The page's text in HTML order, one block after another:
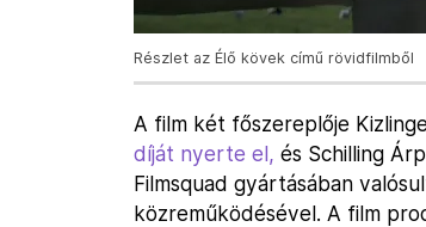
Részlet az Élő kövek című rövidfilmből
A film két főszereplője
díját nyerte el, és Schilling
Filmsquad gyártásában
közreműködésével. A film